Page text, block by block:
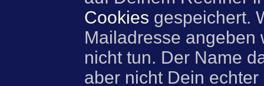
Cookies gespeichert.
Mailadresse angeben
nicht tun. Der Name
aber nicht Dein